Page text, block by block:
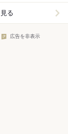
る
広告を非表示